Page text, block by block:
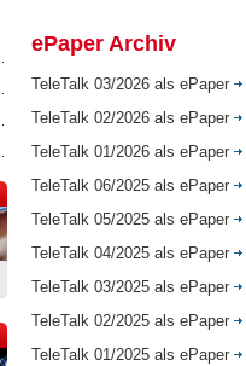
ePaper Archiv
TeleTalk 03/2026 als ePaper
TeleTalk 02/2026 als ePaper
TeleTalk 01/2026 als ePaper
TeleTalk 06/2025 als ePaper
TeleTalk 05/2025 als ePaper
TeleTalk 04/2025 als ePaper
TeleTalk 03/2025 als ePaper
TeleTalk 02/2025 als ePaper
TeleTalk 01/2025 als ePaper